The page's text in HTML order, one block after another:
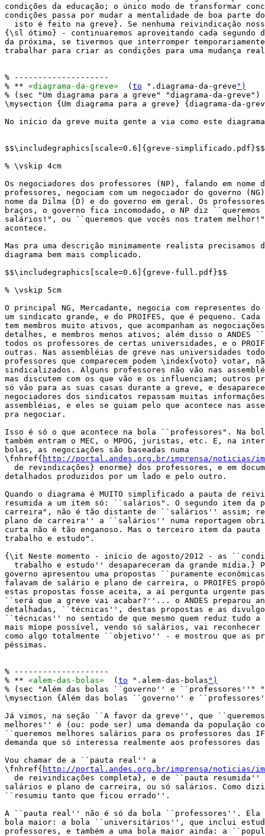
condições da educação; o único modo de transformar
condições passa por mudar a mentalidade de boa
isto é feito na greve}. Se nenhuma reivindicação
{\sl ótimo} - continuaremos aproveitando cada segundo
da próxima, se tivermos que interromper
trabalhar para criar as condições para uma mudança
% --------------------
% ** «diagrama-da-greve»
  (
to ".diagrama-da-greve ")
% (sec "Um diagrama para a greve" "diagrama-da-greve")
\mysection {Um diagrama para a greve} {diagrama-da-
No início da greve muita gente a via como este
$$\includegraphics[scale=0.6]{greve-simplificado.pdf}$$
% \vskip 4cm
Os negociadores dos professores (NP), falando em nome
professores, negociam com um negociador do governo
nome da Dilma (D) e do governo em geral. Os
braços, o governo fica incomodado, o NP diz ``queremos
salários!", ou ``queremos que vocês nos tratem
acontece.
Mas pra uma descrição minimamente realista precisamos
diagrama bem mais complicado.
$$\includegraphics[scale=0.6]{greve-full.pdf}$$
% \vskip 5cm
O principal NG, Mercadante, negocia com representes do
um sindicato grande, e do PROIFES, que é pequeno.
tem membros muito ativos, que acompanham as
detalhes, e membros menos ativos; além disso o ANDES
todos os professores de certas universidades, e o
outras. Nas assembléias de greve nas universidades
professores que comparecem podem \index{voto} votar,
sindicalizados. Alguns professores não vão nas
mas discutem com os que vão e os influenciam; outros
só vão para as suas casas durante a greve, e
negociadores dos sindicatos repassam muitas
assembléias, e eles se guiam pelo que acontece nas
pra negociar.
Isso é só o que acontece na bola ``professores". Na
também entram o MEC, o MPOG, juristas, etc. E, na
bolas, as negociações são baseadas numa
\fnhref{ http://portal.andes.org.br/imprensa/noticias/
de revindicações} enorme} dos professores, e em
detalhados produzidos por um lado e pelo outro.
Quando o diagrama é MUITO simplificado a pauta de
resumida a um item só: ``salários". O segundo item da
carreira", não é tão distante de ``salários'' assim;
plano de carreira'' a ``salários'' numa reportagem
curta não é tão enganoso. Mas o terceiro item da pauta
trabalho e estudo".
{\it Neste momento - início de agosto/2012 - as
trabalho e estudo'' desapareceram da grande mídia.}
governo apresentou uma propostas ``puramente
falavam de salário e plano de carreira, o PROIFES
estas propostas fosse aceita, a aí pergunta urgente
``será que a greve vai acabar?''... o ANDES preparou
detalhadas, ``técnicas'', destas propostas e as
``técnicas'' no sentido de que mesmo quem reduz tudo a
mais míope possível, vendo só salários, vai reconhecer
como algo totalmente ``objetivo'' - e mostrou que as
péssimas.
% --------------------
% ** «alem-das-bolas»
  (
to ".alem-das-bolas ")
% (sec "Além das bolas ``governo'' e ``professores''"
\mysection {Além das bolas ``governo'' e
Já vimos, na seção ``A favor da greve'', que
melhores'' é (ou: pode ser) uma demanda da população
``queremos melhores salários para os professores das
demanda que só interessa realmente aos professores das
Vou chamar de a ``pauta real'' a
\fnhref{ http://portal.andes.org.br/imprensa/noticias/
de reivindicações completa}, e de ``pauta resumida''
salários e plano de carreira, ou só salários. Como dizia
``resumiu tanto que ficou errado''.
A ``pauta real'' não é só da bola ``professores''. Ela
bola maior: a bola ``universitários'', que inclui
professores, e também a uma bola maior ainda: a